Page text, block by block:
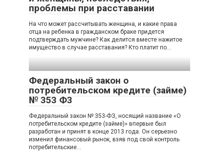
проблемы при расставании
На что может рассчитывать женщина, и какие права
отца на ребенка в гражданском браке придется
подтверждать мужчине? Как делится вместе нажитое
имущество в случае расставания? Кто платит по…
Федеральный закон о
потребительском кредите (займе)
№ 353 Ф3
Федеральный закон № 353-ФЗ, носящий название «О
потребительском кредите (займе)» впервые был
разработан и принят в конце 2013 года. Он серьезно
изменил финансовый рынок, взяв под свой контроль
потребительские…